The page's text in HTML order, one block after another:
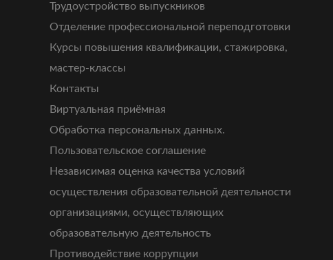
Трудоустройство выпускников
Отделение профессиональной переподготовки
Курсы повышения квалификации, стажировка,
мастер-классы
Контакты
Виртуальная приёмная
Обработка персональных данных.
Пользовательское соглашение
Независимая оценка качества условий
осуществления образовательной деятельности
организациями, осуществляющих
образовательную деятельность
Противодействие коррупции